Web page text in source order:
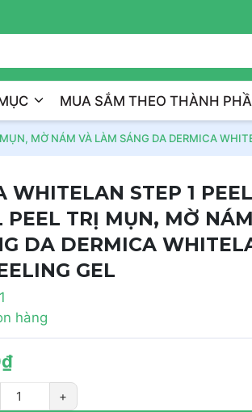
MUA SẮM THEO THÀNH
MỜ NÁM VÀ LÀM SÁNG DA DERMICA
WHITELAN STEP 1
PEEL TRỊ MỤN, MỜ
DA DERMICA
GEL
hàng
+